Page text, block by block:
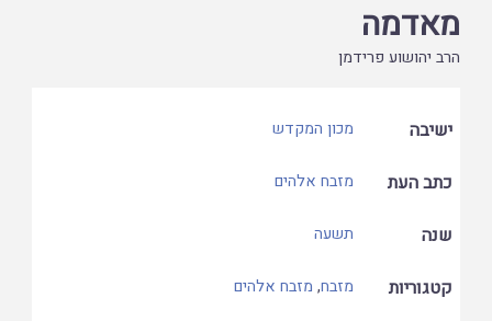
מאדמה
הרב יהושוע פרידמן
ישיבה מכון המקדש
כתב העת מזבח אלהים
שנה תשעה
קטגוריות מזבח, מזבח אלהים